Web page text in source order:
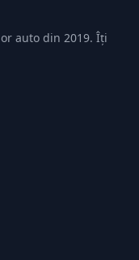
auto din 2019. Îți